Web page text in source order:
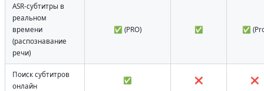
ASR-субтитры в
реальном
времени
(распознавание
речи)
✅ (PRO) ✅ ✅
Поиск субтитров
онлайн
✅ ❌ ❌